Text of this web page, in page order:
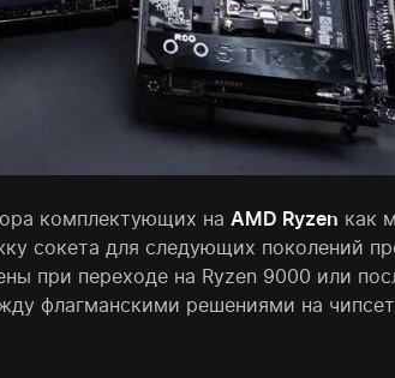
комплектующих на AMD Ryzen как
сокета для следующих поколений
при переходе на Ryzen 9000 или
флагманскими решениями на